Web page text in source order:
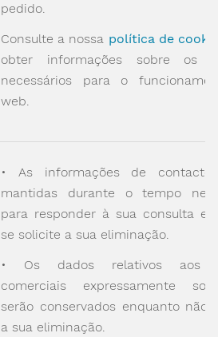
pedido.
Consulte a nossa política de
obter informações sobre os
necessários para o
web.
• As informações de contacto
mantidas durante o tempo
para responder à sua consulta e
se solicite a sua eliminação.
• Os dados relativos aos
comerciais expressamente
serão conservados enquanto não
a sua eliminação.